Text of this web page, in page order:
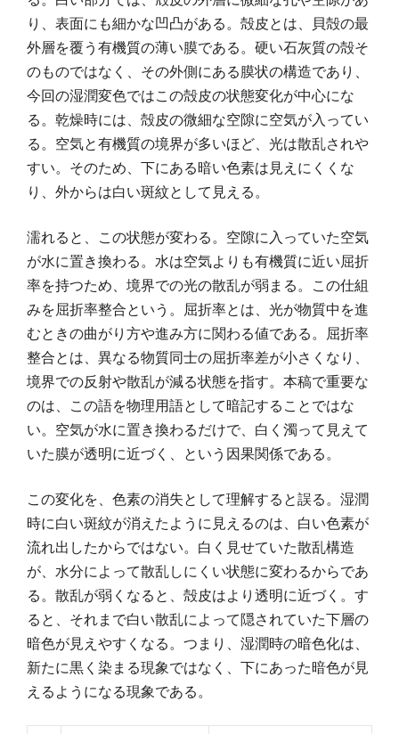
り、表面にも細かな凹凸がある。殻皮とは、貝殻の最
外層を覆う有機質の薄い膜である。硬い石灰質の殻そ
のものではなく、その外側にある膜状の構造であり、
今回の湿潤変色ではこの殻皮の状態変化が中心にな
る。乾燥時には、殻皮の微細な空隙に空気が入ってい
る。空気と有機質の境界が多いほど、光は散乱されや
すい。そのため、下にある暗い色素は見えにくくな
り、外からは白い斑紋として見える。
濡れると、この状態が変わる。空隙に入っていた空気
が水に置き換わる。水は空気よりも有機質に近い屈折
率を持つため、境界での光の散乱が弱まる。この仕組
みを屈折率整合という。屈折率とは、光が物質中を進
むときの曲がり方や進み方に関わる値である。屈折率
整合とは、異なる物質同士の屈折率差が小さくなり、
境界での反射や散乱が減る状態を指す。本稿で重要な
のは、この語を物理用語として暗記することではな
い。空気が水に置き換わるだけで、白く濁って見えて
いた膜が透明に近づく、という因果関係である。
この変化を、色素の消失として理解すると誤る。湿潤
時に白い斑紋が消えたように見えるのは、白い色素が
流れ出したからではない。白く見せていた散乱構造
が、水分によって散乱しにくい状態に変わるからであ
る。散乱が弱くなると、殻皮はより透明に近づく。す
ると、それまで白い散乱によって隠されていた下層の
暗色が見えやすくなる。つまり、湿潤時の暗色化は、
新たに黒く染まる現象ではなく、下にあった暗色が見
えるようになる現象である。